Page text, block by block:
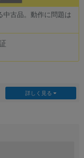
中古品。動作に問題は
詳しく見る